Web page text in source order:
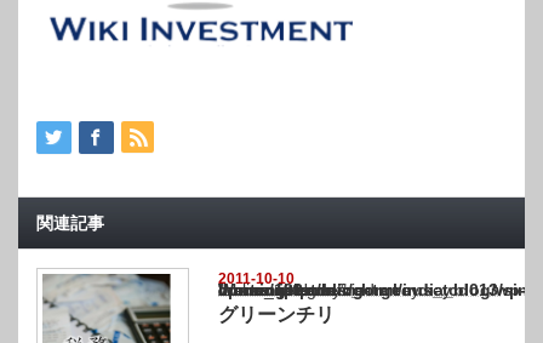
関連記事
2011-10-10
Warning
: Undefined array key "show_category" in
/home/netst/kuno-cpa.co.jp/public_html/india_blog/wp-content/themes/
on line183
グリーンチリ